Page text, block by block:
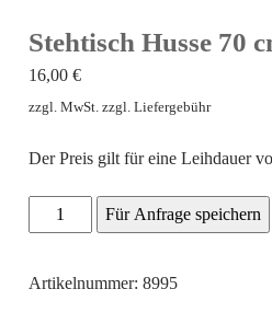
Stehtisch Husse 70
16,00€
zzgl. MwSt. zzgl. Liefergebühr
Der Preis gilt für eine Leihdauer
Stehtisch
Für Anfrage speichern
Artikelnummer: 8995